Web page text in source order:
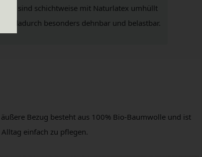
sind schichtweise mit Naturlatex umhüllt
dadurch besonders dehnbar und belastbar.
Bezug besteht aus 100% Bio-Baumwolle und ist
einfach zu pflegen.